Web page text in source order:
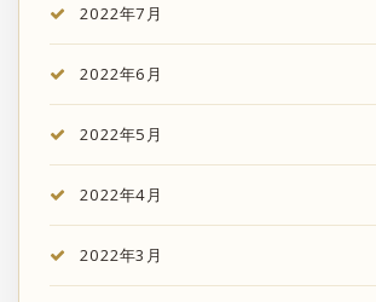
2022年7月
2022年6月
2022年5月
2022年4月
2022年3月